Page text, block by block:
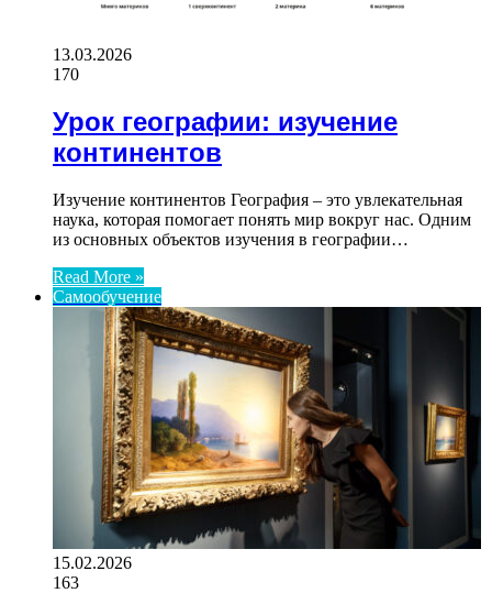
13.03.2026
170
Урок географии: изучение
континентов
Изучение континентов География – это увлекательная
наука, которая помогает понять мир вокруг нас. Одним
из основных объектов изучения в географии…
Read More »
Самообучение
15.02.2026
163